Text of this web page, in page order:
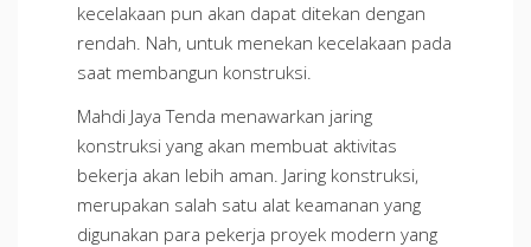
kecelakaan pun akan dapat ditekan dengan
rendah. Nah, untuk menekan kecelakaan pada
saat membangun konstruksi.
Mahdi Jaya Tenda menawarkan jaring
konstruksi yang akan membuat aktivitas
bekerja akan lebih aman. Jaring konstruksi,
merupakan salah satu alat keamanan yang
digunakan para pekerja proyek modern yang